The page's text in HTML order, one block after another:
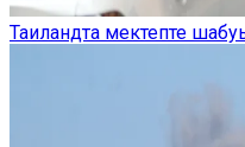
Таиландта мектепте